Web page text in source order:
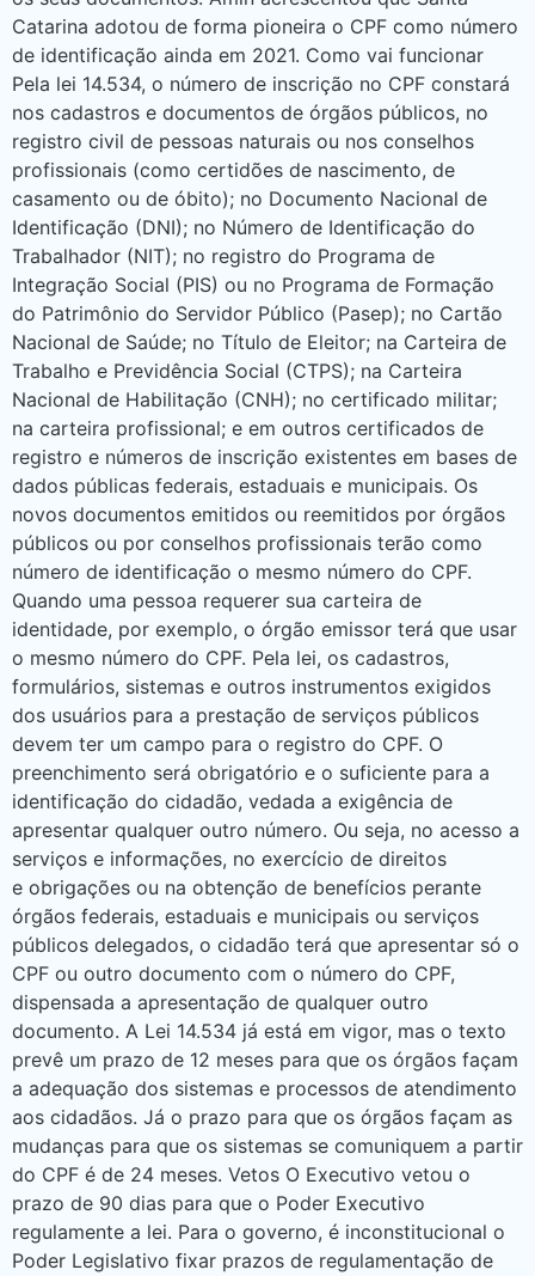
Catarina adotou de forma pioneira o CPF como número
de identificação ainda em 2021. Como vai funcionar
Pela lei 14.534, o número de inscrição no CPF constará
nos cadastros e documentos de órgãos públicos, no
registro civil de pessoas naturais ou nos conselhos
profissionais (como certidões de nascimento, de
casamento ou de óbito); no Documento Nacional de
Identificação (DNI); no Número de Identificação do
Trabalhador (NIT); no registro do Programa de
Integração Social (PIS) ou no Programa de Formação
do Patrimônio do Servidor Público (Pasep); no Cartão
Nacional de Saúde; no Título de Eleitor; na Carteira de
Trabalho e Previdência Social (CTPS); na Carteira
Nacional de Habilitação (CNH); no certificado militar;
na carteira profissional; e em outros certificados de
registro e números de inscrição existentes em bases de
dados públicas federais, estaduais e municipais. Os
novos documentos emitidos ou reemitidos por órgãos
públicos ou por conselhos profissionais terão como
número de identificação o mesmo número do CPF.
Quando uma pessoa requerer sua carteira de
identidade, por exemplo, o órgão emissor terá que usar
o mesmo número do CPF. Pela lei, os cadastros,
formulários, sistemas e outros instrumentos exigidos
dos usuários para a prestação de serviços públicos
devem ter um campo para o registro do CPF. O
preenchimento será obrigatório e o suficiente para a
identificação do cidadão, vedada a exigência de
apresentar qualquer outro número. Ou seja, no acesso a
serviços e informações, no exercício de direitos
e obrigações ou na obtenção de benefícios perante
órgãos federais, estaduais e municipais ou serviços
públicos delegados, o cidadão terá que apresentar só o
CPF ou outro documento com o número do CPF,
dispensada a apresentação de qualquer outro
documento. A Lei 14.534 já está em vigor, mas o texto
prevê um prazo de 12 meses para que os órgãos façam
a adequação dos sistemas e processos de atendimento
aos cidadãos. Já o prazo para que os órgãos façam as
mudanças para que os sistemas se comuniquem a partir
do CPF é de 24 meses. Vetos O Executivo vetou o
prazo de 90 dias para que o Poder Executivo
regulamente a lei. Para o governo, é inconstitucional o
Poder Legislativo fixar prazos de regulamentação de